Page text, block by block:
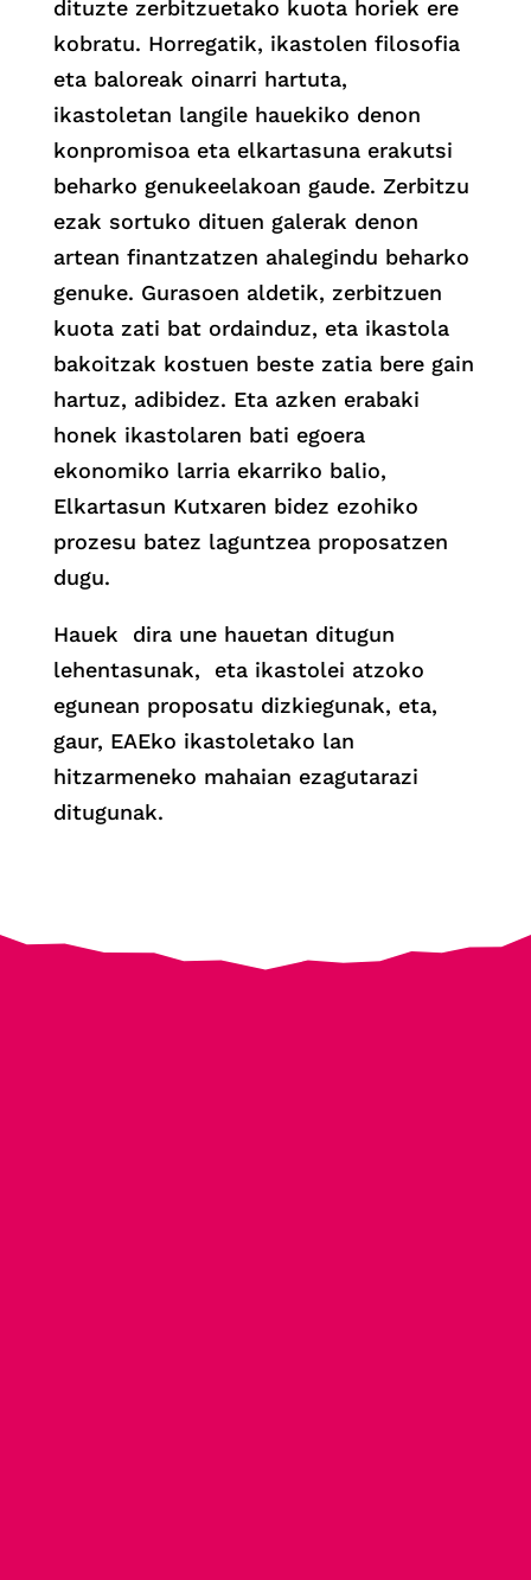
dituzte zerbitzuetako kuota horiek ere
kobratu. Horregatik, ikastolen filosofia
eta baloreak oinarri hartuta,
ikastoletan langile hauekiko denon
konpromisoa eta elkartasuna erakutsi
beharko genukeelakoan gaude. Zerbitzu
ezak sortuko dituen galerak denon
artean finantzatzen ahalegindu beharko
genuke. Gurasoen aldetik, zerbitzuen
kuota zati bat ordainduz, eta ikastola
bakoitzak kostuen beste zatia bere gain
hartuz, adibidez. Eta azken erabaki
honek ikastolaren bati egoera
ekonomiko larria ekarriko balio,
Elkartasun Kutxaren bidez ezohiko
prozesu batez laguntzea proposatzen
dugu.
Hauek dira une hauetan ditugun
lehentasunak, eta ikastolei atzoko
egunean proposatu dizkiegunak, eta,
gaur, EAEko ikastoletako lan
hitzarmeneko mahaian ezagutarazi
ditugunak.